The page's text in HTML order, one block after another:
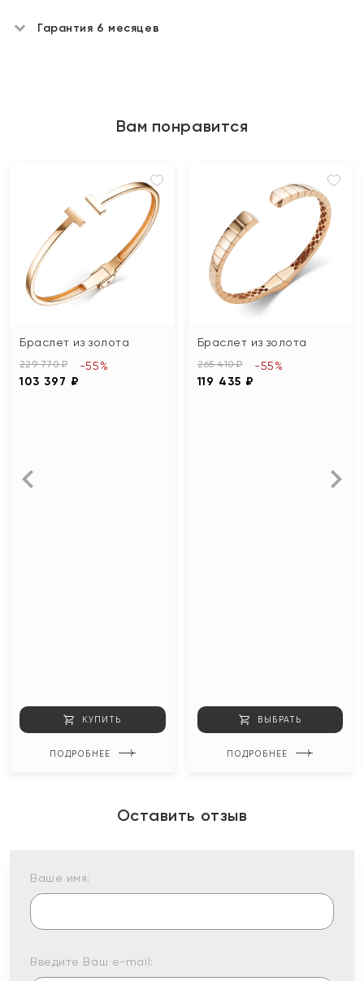
Гарантия 6 месяцев
Вам понравится
Браслет из золота
229 770 ₽
103 397 ₽
-55%
КУПИТЬ
ПОДРОБНЕЕ
Браслет из золота
265 410 ₽
119 435 ₽
-55%
ВЫБРАТЬ
ПОДРОБНЕЕ
Оставить отзыв
Ваше имя:
Введите Ваш e-mail: